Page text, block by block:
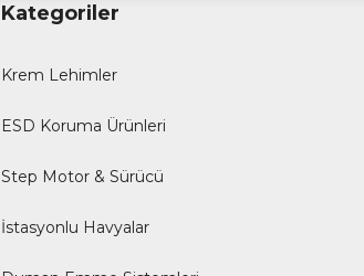
Kategoriler
Krem Lehimler
ESD Koruma Ürünleri
Step Motor & Sürücü
İstasyonlu Havyalar